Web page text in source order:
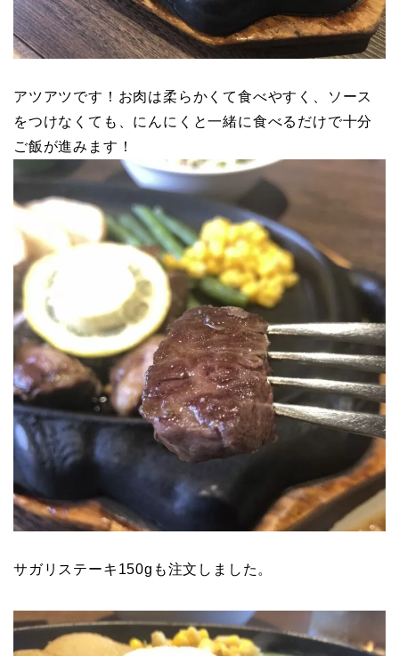
アツアツです！お肉は柔らかくて食べやすく、ソース
をつけなくても、にんにくと一緒に食べるだけで十分
ご飯が進みます！
サガリステーキ150gも注文しました。